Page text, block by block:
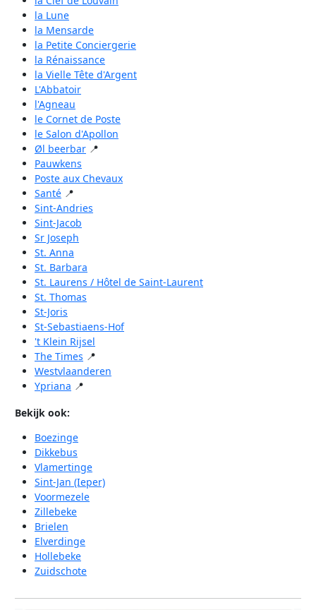
la Lune
la Mensarde
la Petite Conciergerie
la Rénaissance
la Vielle Tête d'Argent
L'Abbatoir
l'Agneau
le Cornet de Poste
le Salon d'Apollon
Øl beerbar 📍
Pauwkens
Poste aux Chevaux
Santé 📍
Sint-Andries
Sint-Jacob
Sr Joseph
St. Anna
St. Barbara
St. Laurens / Hôtel de Saint-Laurent
St. Thomas
St-Joris
St-Sebastiaens-Hof
't Klein Rijsel
The Times 📍
Westvlaanderen
Ypriana 📍
Bekijk ook:
Boezinge
Dikkebus
Vlamertinge
Sint-Jan (Ieper)
Voormezele
Zillebeke
Brielen
Elverdinge
Hollebeke
Zuidschote